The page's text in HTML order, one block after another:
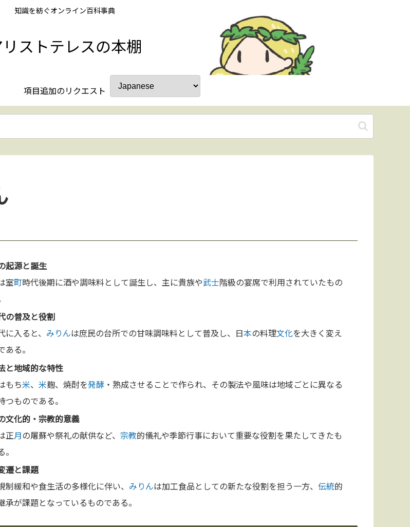
知識を紡ぐオンライン百科事典
ストテレスの本棚
項目追加のリクエスト
起源と誕生
室町時代後期に酒や調味料として誕生し、主に貴族や武士階級の宴席で利用されていたもの
の普及と役割
に入ると、 みりんは庶民の台所での甘味調味料として普及し、日本の料理文化を大きく変え
ある。
と地域的な特性
もち米、米麹、焼酎を発酵 ・熟成させることで作られ、その製法や風味は地域ごとに異なる
つものである。
文化的・宗教的意義
正月の屠蘇や祭礼の献供など、 宗教的儀礼や季節行事において重要な役割を果たしてきたも
遷と課題
制緩和や食生活の多様化に伴い、 みりんは加工食品としての新たな役割を担う一方、伝統的
承が課題となっているものである。